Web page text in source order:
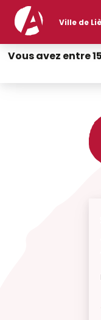
Ville de
Vous avez entre